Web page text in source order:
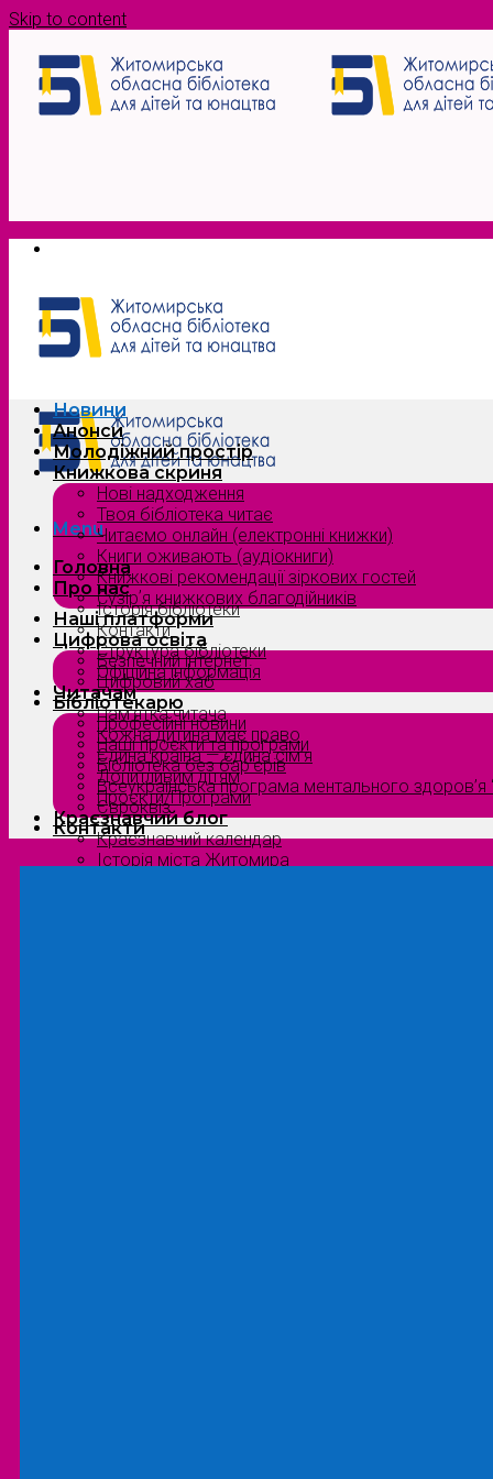
Skip to content
Menu
Головна
Про нас
Історія бібліотеки
Контакти
Структура бібліотеки
Офіційна інформація
Читачам
Пам’ятка читача
Кожна дитина має право
Єдина країна — єдина сім’я
Допитливим дітям
Проєкти/Програми
Краєзнавчий блог
Краєзнавчий календар
Історія міста Житомира
Новини
Анонси
Молодіжний простір
Книжкова скриня
Нові надходження
Твоя бібліотека читає
Читаємо онлайн (електронні книжки)
Книги оживають (аудіокниги)
Книжкові рекомендації зіркових гостей
Сузірʼя книжкових благодійників
Наші платформи
Цифрова освіта
Безпечний інтернет
Цифровий хаб
Бібліотекарю
Професійні новини
Наші проєкти та програми
Бібліотека без бар’єрів
Всеукраїнська програма ментального здоров’я
Євроквіз
Контакти